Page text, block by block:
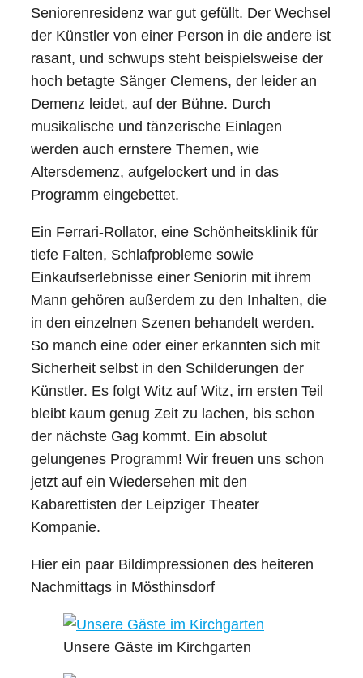
Seniorenresidenz war gut gefüllt. Der Wechsel
der Künstler von einer Person in die andere ist
rasant, und schwups steht beispielsweise der
hoch betagte Sänger Clemens, der leider an
Demenz leidet, auf der Bühne. Durch
musikalische und tänzerische Einlagen
werden auch ernstere Themen, wie
Altersdemenz, aufgelockert und in das
Programm eingebettet.
Ein Ferrari-Rollator, eine Schönheitsklinik für
tiefe Falten, Schlafprobleme sowie
Einkaufserlebnisse einer Seniorin mit ihrem
Mann gehören außerdem zu den Inhalten, die
in den einzelnen Szenen behandelt werden.
So manch eine oder einer erkannten sich mit
Sicherheit selbst in den Schilderungen der
Künstler. Es folgt Witz auf Witz, im ersten Teil
bleibt kaum genug Zeit zu lachen, bis schon
der nächste Gag kommt. Ein absolut
gelungenes Programm! Wir freuen uns schon
jetzt auf ein Wiedersehen mit den
Kabarettisten der Leipziger Theater
Kompanie.
Hier ein paar Bildimpressionen des heiteren
Nachmittags in Mösthinsdorf
Unsere Gäste im Kirchgarten